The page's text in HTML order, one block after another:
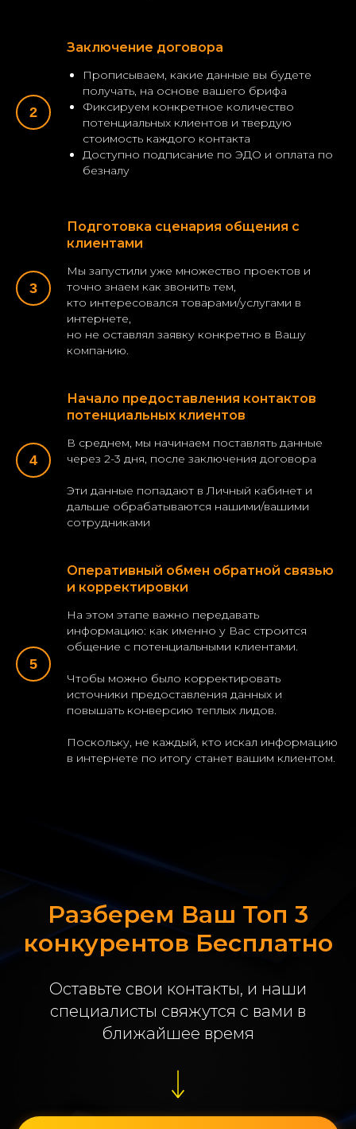
Заключение договора
Прописываем, какие данные вы будете
получать, на основе вашего брифа
Фиксируем конкретное количество
потенциальных клиентов и твердую
стоимость каждого контакта
Доступно подписание по ЭДО и оплата по
безналу
Подготовка сценария общения с
клиентами
Мы запустили уже множество проектов и
точно знаем как звонить тем,
кто интересовался товарами/услугами в
интернете,
но не оставлял заявку конкретно в Вашу
компанию.
Начало предоставления контактов
потенциальных клиентов
В среднем, мы начинаем поставлять данные
через 2-3 дня, после заключения договора
Эти данные попадают в Личный кабинет и
дальше обрабатываются нашими/вашими
сотрудниками
Оперативный обмен обратной связью
и корректировки
На этом этапе важно передавать
информацию: как именно у Вас строится
общение с потенциальными клиентами.
Чтобы можно было корректировать
источники предоставления данных и
повышать конверсию теплых лидов.
Поскольку, не каждый, кто искал информацию
в интернете по итогу станет вашим клиентом.
Разберем Ваш Топ 3
конкурентов Бесплатно
Оставьте свои контакты, и наши
специалисты свяжутся с вами в
ближайшее время